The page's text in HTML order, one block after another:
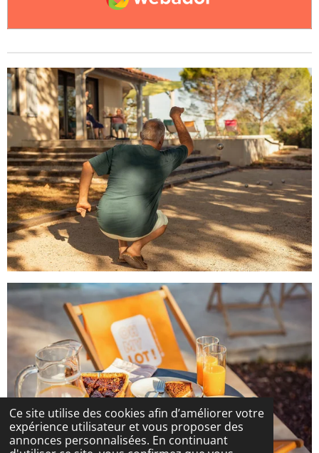
Ce site utilise des cookies afin d’améliorer votre
expérience utilisateur et vous proposer des
annonces personnalisées. En continuant